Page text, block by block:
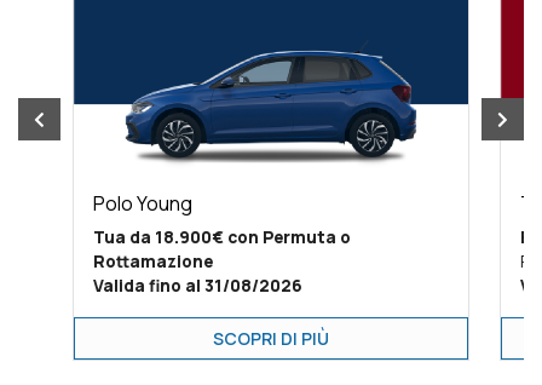
Polo Young
Tua da 18.900€ con Permuta o
Rottamazione
Valida fino al 31/08/2026
SCOPRI DI PIÙ